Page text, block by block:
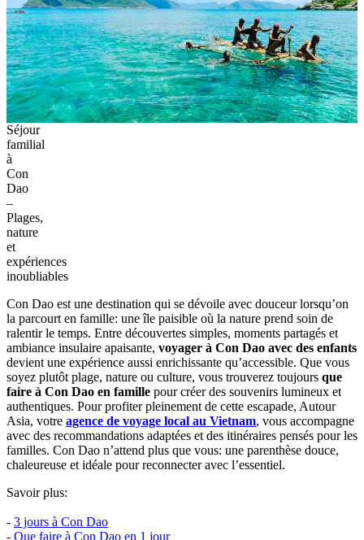
Séjour
familial
à
Con
Dao
–
Plages,
nature
et
expériences
inoubliables
Con Dao est une destination qui se dévoile avec douceur lorsqu’on
la parcourt en famille: une île paisible où la nature prend soin de
ralentir le temps. Entre découvertes simples, moments partagés et
ambiance insulaire apaisante, voyager à Con Dao avec des enfants
devient une expérience aussi enrichissante qu’accessible. Que vous
soyez plutôt plage, nature ou culture, vous trouverez toujours que
faire à Con Dao en famille pour créer des souvenirs lumineux et
authentiques. Pour profiter pleinement de cette escapade, Autour
Asia, votre agence de voyage local au Vietnam, vous accompagne
avec des recommandations adaptées et des itinéraires pensés pour les
familles. Con Dao n’attend plus que vous: une parenthèse douce,
chaleureuse et idéale pour reconnecter avec l’essentiel.
Savoir plus:
- 3 jours à Con Dao
- Que faire à Con Dao en 1 jour